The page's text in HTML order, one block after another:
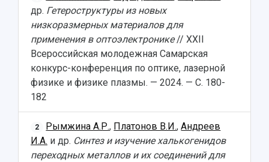
др. Гетероструктуры из новых
низкоразмерных материалов для
применения в оптоэлектронике// XXII
Всероссийская молодежная Самарская
конкурс-конференция по оптике, лазерной
физике и физике плазмы. — 2024. — С. 180-
182
2 Рымжина А.Р., Платонов В.И.,Андреев
И.А. и др. Синтез и изучение халькогенидов
переходных металлов и их соединений для